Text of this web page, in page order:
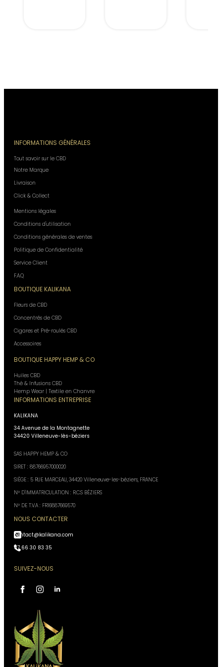
INFORMATIONS GÉNÉRALES
Tout savoir sur le CBD
Notre Marque
Livraison
Click & Collect
Mentions légales
Conditions d'utilisation
Conditions générales de ventes
Politique de Confidentialité
Service Client
F.A.Q
BOUTIQUE KALIKANA
Fleurs de CBD
Concentrés de CBD
Cigares et Pré-roulés CBD
Accessoires
BOUTIQUE HAPPY HEMP & CO
Huiles CBD
Thé & Infusions CBD
Hemp Wear | Textile en Chanvre
INFORMATIONS ENTREPRISE
KALIKANA
34 Avenue de la Montagnette
34420 Villeneuve-lès-béziers
SAS HAPPY HEMP & CO
SIRET : 88766957000020
SIÈGE : 5 RUE MARCEAU, 34420 Villeneuve-les-béziers, FRANCE
N° D'IMMATRICULATION : R.C.S BÉZIERS
N° DE T.V.A : FR16887669570
NOUS CONTACTER
contact@kalikana.com
07 66 30 83 35
SUIVEZ-NOUS
IA, réponses instantanées,